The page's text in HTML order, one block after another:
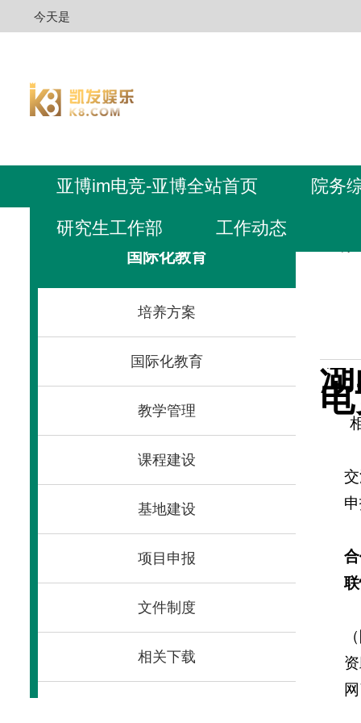
今天是
亚博im电竞-亚博全站首页 院务
研究生工作部 工作动态
国际化教育
培养方案
国际化教育
教学管理
课程建设
基地建设
项目申报
文件制度
相关下载
联